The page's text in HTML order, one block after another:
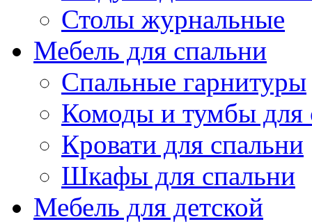
Столы журнальные
Мебель для спальни
Спальные гарнитуры
Комоды и тумбы для
Кровати для спальни
Шкафы для спальни
Мебель для детской